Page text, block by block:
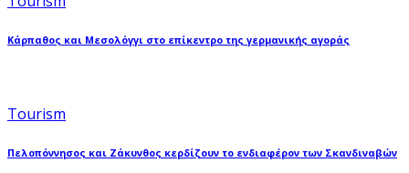
Κάρπαθος και Μεσολόγγι στο επίκεντρο της γερμανικής αγοράς
Tourism
Πελοπόννησος και Ζάκυνθος κερδίζουν το ενδιαφέρον των Σκανδιναβών